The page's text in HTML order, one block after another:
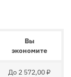
Вы
экономите
До 2 572,00 ₽